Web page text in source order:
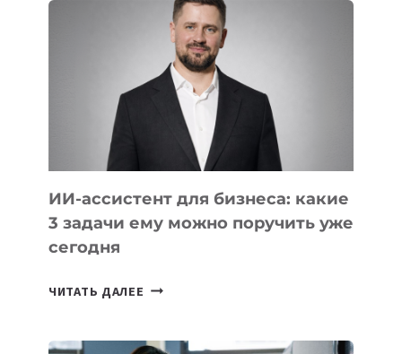
КОТОРЫЕ
РАЗВИВАЮТ
ТЕХНОЛОГИЧЕСКОЕ
ОБРАЗОВАНИЕ
ТАДЖИКИСТАНА
ИИ-ассистент для бизнеса: какие
3 задачи ему можно поручить уже
сегодня
ЧИТАТЬ ДАЛЕЕ ИИ-